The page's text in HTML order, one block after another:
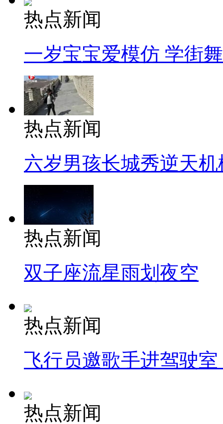
热点新闻
一岁宝宝爱模仿 学街
热点新闻
六岁男孩长城秀逆天机
热点新闻
双子座流星雨划夜空
热点新闻
飞行员邀歌手进驾驶
热点新闻